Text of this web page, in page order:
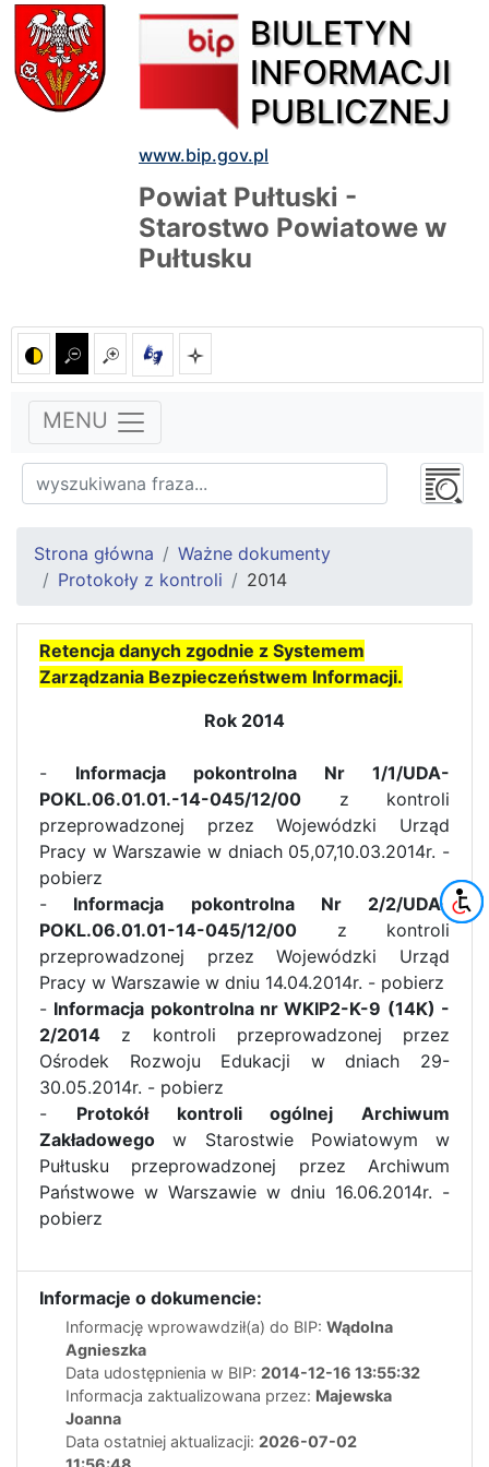
BIULETYN
INFORMACJI
PUBLICZNEJ
www.bip.gov.pl
Powiat Pułtuski -
Starostwo Powiatowe w
Pułtusku
MENU
Strona główna
Ważne dokumenty
Protokoły z kontroli
2014
Retencja danych zgodnie z Systemem
Zarządzania Bezpieczeństwem Informacji.
Rok 2014
- Informacja pokontrolna Nr 1/1/UDA-
POKL.06.01.01.-14-045/12/00 z kontroli
przeprowadzonej przez Wojewódzki Urząd
Pracy w Warszawie w dniach 05,07,10.03.2014r. -
pobierz
- Informacja pokontrolna Nr 2/2/UDA-
POKL.06.01.01-14-045/12/00 z kontroli
przeprowadzonej przez Wojewódzki Urząd
Pracy w Warszawie w dniu 14.04.2014r. - pobierz
- Informacja pokontrolna nr WKIP2-K-9 (14K) -
2/2014 z kontroli przeprowadzonej przez
Ośrodek Rozwoju Edukacji w dniach 29-
30.05.2014r. - pobierz
- Protokół kontroli ogólnej Archiwum
Zakładowego w Starostwie Powiatowym w
Pułtusku przeprowadzonej przez Archiwum
Państwowe w Warszawie w dniu 16.06.2014r. -
pobierz
Informacje o dokumencie:
Informację wprowawdził(a) do BIP: Wądolna
Agnieszka
Data udostępnienia w BIP: 2014-12-16 13:55:32
Informacja zaktualizowana przez: Majewska
Joanna
Data ostatniej aktualizacji: 2026-07-02